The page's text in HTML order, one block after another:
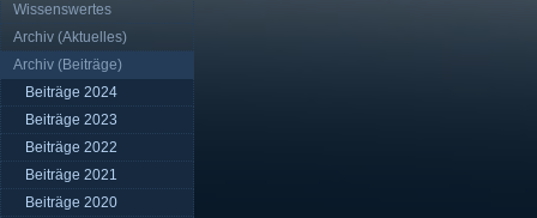
Wissenswertes
Archiv (Aktuelles)
Archiv (Beiträge)
Beiträge 2024
Beiträge 2023
Beiträge 2022
Beiträge 2021
Beiträge 2020